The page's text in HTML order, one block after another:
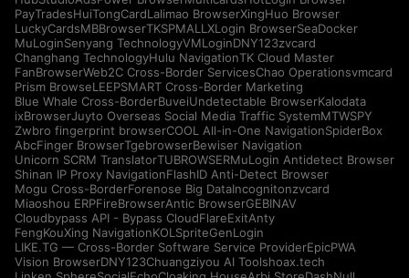
PayTradesHuiTongCardLalimao BrowserXingHuo Browser
LuckyCardsMBBrowserTKSPMALL XLogin BrowserSeaDocker
MuLoginSenyang TechnologyVMLoginDNY123zvcard
Changhang TechnologyHulu NavigationTK Cloud Master
FanBrowserWeb2C Cross-Border ServicesChao Operationsvmcard
Prism BrowseLEEPSMART Cross-Border Marketing
Blue Whale Cross-BorderBuveiUndetectable BrowserKalodata
ixBrowserJuyto Overseas Social Media Traffic SystemMTWSPY
Zwbro fingerprint browserCOOL All-in-One NavigationSpiderBox
AbcFinger BrowserTgebrowserBewiser Navigation
Unicorn SCRM TranslatorTUBROWSERMuLogin Antidetect Browser
Shinan IP Proxy NavigationFlashID Anti-Detect Browser
Mogu Cross-BorderForenose Big DataIncognitonzvcard
Miaoshou ERPFireBrowserAntic BrowserGEBINAV
Cloudbypass API - Bypass CloudFlareExitAnty
FengKouXing NavigationKOLSpriteGenLogin
LIKE.TG — Cross-Border Software Service ProviderEpicPWA
Vision BrowserDNY123Chuangziyou AI Toolshoax.tech